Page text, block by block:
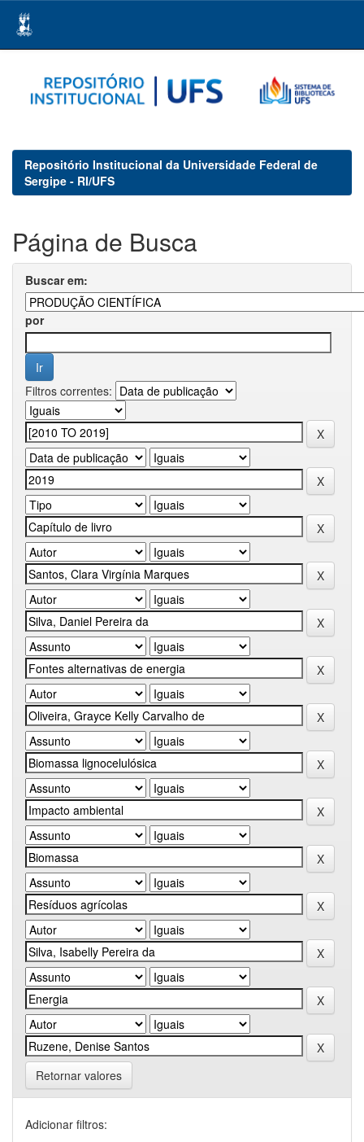
navigation
Repositório Institucional da Universidade Federal de
Sergipe - RI/UFS
Página de Busca
Buscar em:
por
Filtros correntes:
Retornar valores
Adicionar filtros: